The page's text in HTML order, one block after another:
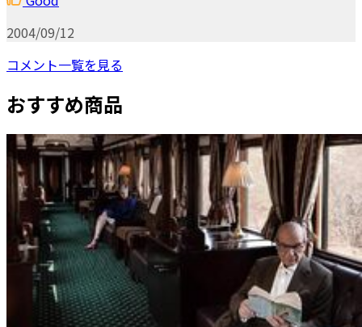
2004/09/12
コメント一覧を見る
おすすめ商品